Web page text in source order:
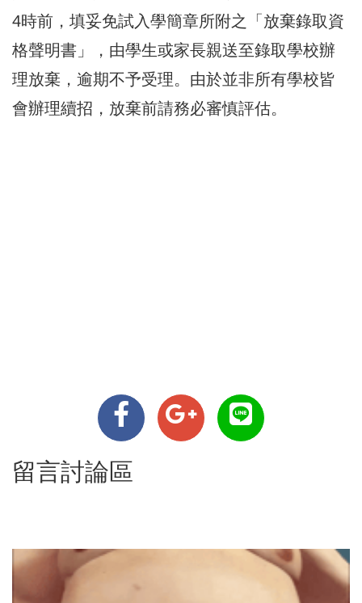
4時前，填妥免試入學簡章所附之「放棄錄取資
格聲明書」，由學生或家長親送至錄取學校辦
理放棄，逾期不予受理。由於並非所有學校皆
會辦理續招，放棄前請務必審慎評估。
留言討論區